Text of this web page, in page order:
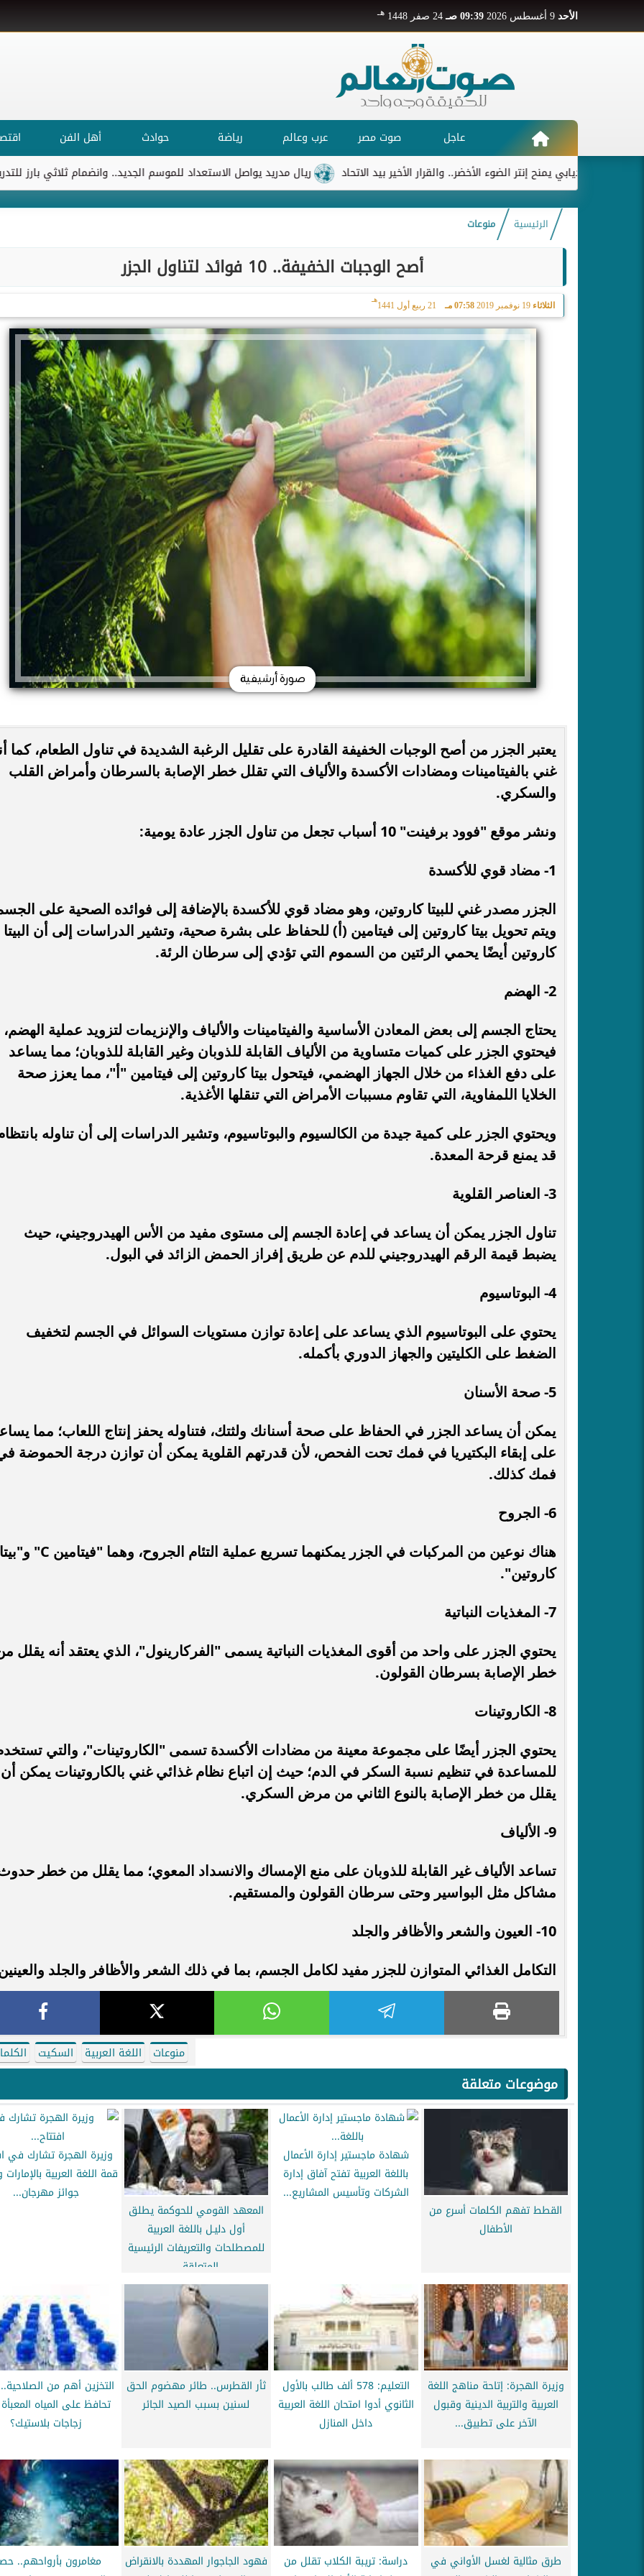
الأحد 09:39 صـ 24 صفر 1448 هـ
عاجل صوت مصر عرب وعالم رياضة حوادث أهل الفن
ريال مدريد يواصل الاستعداد للموسم الجديد.. وانضمام ثلاثي بارز للتدريبات ديابي يمنح إنتر الضوء الأخضر.. والقرار الأخير بيد الاتحاد
الرئيسية منوعات
أصح الوجبات الخفيفة.. 10 فوائد لتناول الجزر
الثلاثاء 19 نوفمبر 2019 07:58 مـ 21 ربيع أول 1441
هـ
صورة أرشيفية
يعتبر الجزر من أصح الوجبات الخفيفة القادرة على تقليل الرغبة الشديدة في تناول الطعام، كما
غني بالفيتامينات ومضادات الأكسدة والألياف التي تقلل خطر الإصابة بالسرطان وأمراض القلب
والسكري.
ونشر موقع "فوود برفينت" 10 أسباب تجعل من تناول الجزر عادة يومية:
1- مضاد قوي للأكسدة
الجزر مصدر غني للبيتا كاروتين، وهو مضاد قوي للأكسدة بالإضافة إلى فوائده الصحية على
ويتم تحويل بيتا كاروتين إلى فيتامين (أ) للحفاظ على بشرة صحية، وتشير الدراسات إلى أن البيتا
كاروتين أيضًا يحمي الرئتين من السموم التي تؤدي إلى سرطان الرئة.
2- الهضم
يحتاج الجسم إلى بعض المعادن الأساسية والفيتامينات والألياف والإنزيمات لتزويد عملية الهضم،
فيحتوي الجزر على كميات متساوية من الألياف القابلة للذوبان وغير القابلة للذوبان؛ مما يساعد
على دفع الغذاء من خلال الجهاز الهضمي، فيتحول بيتا كاروتين إلى فيتامين "أ"، مما يعزز صحة
الخلايا اللمفاوية، التي تقاوم مسببات الأمراض التي تنقلها الأغذية.
ويحتوي الجزر على كمية جيدة من الكالسيوم والبوتاسيوم، وتشير الدراسات إلى أن تناوله
قد يمنع قرحة المعدة.
3- العناصر القلوية
تناول الجزر يمكن أن يساعد في إعادة الجسم إلى مستوى مفيد من الأس الهيدروجيني، حيث
يضبط قيمة الرقم الهيدروجيني للدم عن طريق إفراز الحمض الزائد في البول.
4- البوتاسيوم
يحتوي على البوتاسيوم الذي يساعد على إعادة توازن مستويات السوائل في الجسم لتخفيف
الضغط على الكليتين والجهاز الدوري بأكمله.
5- صحة الأسنان
يمكن أن يساعد الجزر في الحفاظ على صحة أسنانك ولثتك، فتناوله يحفز إنتاج اللعاب؛ مما
على إبقاء البكتيريا في فمك تحت الفحص، لأن قدرتهم القلوية يمكن أن توازن درجة الحموضة
فمك كذلك.
6- الجروح
هناك نوعين من المركبات في الجزر يمكنهما تسريع عملية التئام الجروح، وهما "فيتامين C" و"بيتا
كاروتين".
7- المغذيات النباتية
يحتوي الجزر على واحد من أقوى المغذيات النباتية يسمى "الفركارينول"، الذي يعتقد أنه يقلل
خطر الإصابة بسرطان القولون.
8- الكاروتينات
يحتوي الجزر أيضًا على مجموعة معينة من مضادات الأكسدة تسمى "الكاروتينات"، والتي
للمساعدة في تنظيم نسبة السكر في الدم؛ حيث إن اتباع نظام غذائي غني بالكاروتينات يمكن أن
يقلل من خطر الإصابة بالنوع الثاني من مرض السكري.
9- الألياف
تساعد الألياف غير القابلة للذوبان على منع الإمساك والانسداد المعوي؛ مما يقلل من خطر
مشاكل مثل البواسير وحتى سرطان القولون والمستقيم.
10- العيون والشعر والأظافر والجلد
التكامل الغذائي المتوازن للجزر مفيد لكامل الجسم، بما في ذلك الشعر والأظافر والجلد
منوعات اللغة العربية السكيت
موضوعات متعلقة
القطط تفهم الكلمات أسرع من
الأطفال
شهادة ماجستير إدارة الأعمال
باللغة العربية تفتح آفاق إدارة
الشركات وتأسيس المشاريع...
المعهد القومي للحوكمة يطلق
أول دليـل باللغة العربية
للمصطلحات والتعريفات الرئيسية
المتعلقة...
وزيرة الهجرة تشارك في
قمة اللغة العربية
جوائز مهرجان...
وزيرة الهجرة: إتاحة مناهج اللغة
العربية والتربية الدينية وقبول
الآخر على تطبيق...
التعليم: 578 ألف طالب بالأول
الثانوي أدوا امتحان اللغة العربية
داخل المنازل
ثأر القطرس.. طائر مهضوم الحق
لسنين بسبب الصيد الجائر
التخزين أهم من
تحافظ على المياه
زجاجات بلاستيك؟
طرق مثالية لغسل الأواني في
دراسة: تريبة الكلاب تقلل من
فهود الجاجوار المهددة بالانقراض
مغامرون بأرواحهم..